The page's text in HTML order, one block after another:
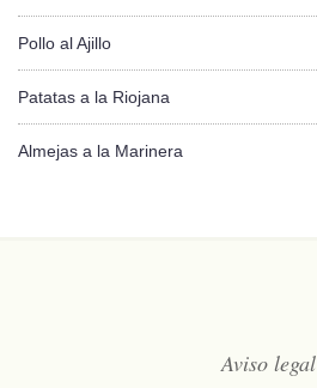
Pollo al Ajillo
Patatas a la Riojana
Almejas a la Marinera
Aviso legal